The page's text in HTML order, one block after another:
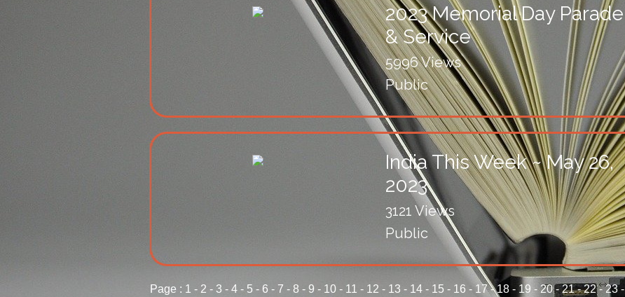
2023 Memorial Day Parade
& Service
5996 Views
Public
India This Week ~ May 26,
2023
3121 Views
Public
Page : 1 - 2 - 3 - 4 - 5 - 6 - 7 - 8 - 9 - 10 - 11 - 12 - 13 - 14 - 15 - 16 - 17-18 - 19 -20-21-22-23-